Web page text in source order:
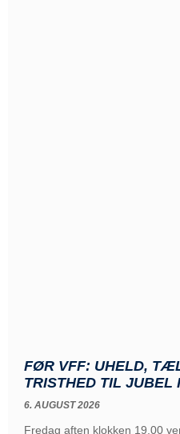
FØR VFF: UHELD,
TRISTHED TIL JUBEL
6. AUGUST 2026
Fredag aften klokken 19.00